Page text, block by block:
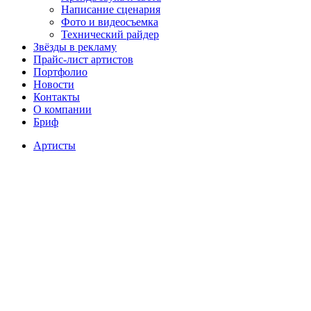
Написание сценария
Фото и видеосъемка
Технический райдер
Звёзды в рекламу
Прайс-лист артистов
Портфолио
Новости
Контакты
О компании
Бриф
Артисты